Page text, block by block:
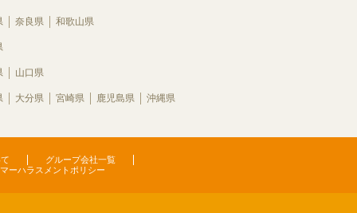
奈良県 和歌山県
山口県
大分県 宮崎県 鹿児島県 沖縄県
グループ会社一覧
ーハラスメントポリシー